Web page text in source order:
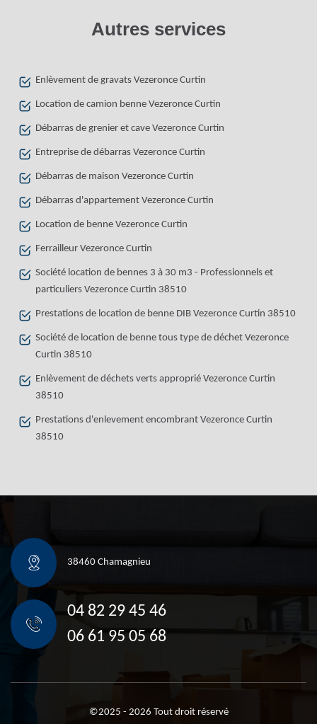
Autres services
Enlèvement de gravats Vezeronce Curtin
Location de camion benne Vezeronce Curtin
Débarras de grenier et cave Vezeronce Curtin
Entreprise de débarras Vezeronce Curtin
Débarras de maison Vezeronce Curtin
Débarras d'appartement Vezeronce Curtin
Location de benne Vezeronce Curtin
Ferrailleur Vezeronce Curtin
Société location de bennes 3 à 30 m3 - Professionnels et
particuliers Vezeronce Curtin 38510
Prestations de location de benne DIB Vezeronce Curtin 38510
Société de location de benne tous type de déchet Vezeronce
Curtin 38510
Enlèvement de déchets verts approprié Vezeronce Curtin
38510
Prestations d'enlevement encombrant Vezeronce Curtin
38510
38460 Chamagnieu
04 82 29 45 46
06 61 95 05 68
©2025 - 2026 Tout droit réservé